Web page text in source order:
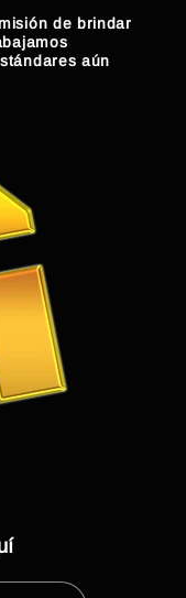
de brindar
aún